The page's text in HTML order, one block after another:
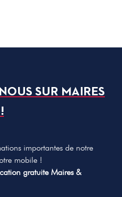
SUR MAIRES
importantes de notre
mobile !
gratuite Maires &